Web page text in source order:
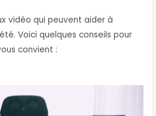
vidéo qui peuvent aider à
Voici quelques conseils pour
convient :